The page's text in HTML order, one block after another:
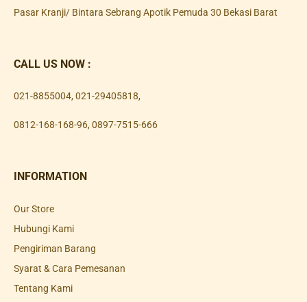
Pasar Kranji/ Bintara Sebrang Apotik Pemuda 30 Bekasi Barat
CALL US NOW :
021-8855004, 021-29405818,
0812-168-168-96, 0897-7515-666
INFORMATION
Our Store
Hubungi Kami
Pengiriman Barang
Syarat & Cara Pemesanan
Tentang Kami